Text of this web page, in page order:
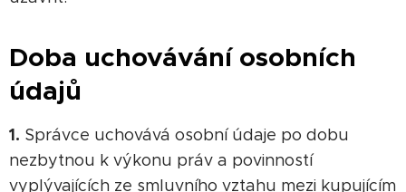
Doba uchovávání osobních
údajů
1. Správce uchovává osobní údaje po dobu
nezbytnou k výkonu práv a povinností
vyplývajících ze smluvního vztahu mezi kupujícím